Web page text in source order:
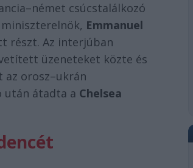
csúcstalálkozó
Emmanuel
részt. Az interjúban
üzeneteket közte és
az orosz–ukrán
után átadta a Chelsea